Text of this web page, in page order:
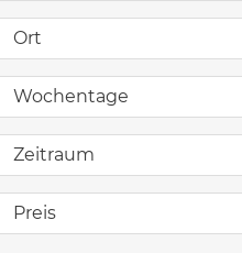
Ort
Wochentage
Zeitraum
Preis